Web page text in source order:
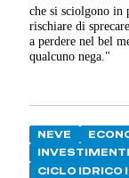
che si sciolgono in
rischiare di
a perdere nel bel
qualcuno nega."
NEVE
INVESTIMENTI
CICLO IDRICO